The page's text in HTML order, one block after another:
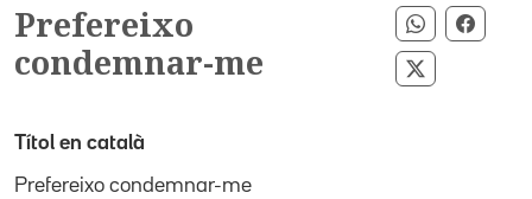
Prefereixo
condemnar-me
Compartir
Compartir
Títol en català
Prefereixo condemnar-me